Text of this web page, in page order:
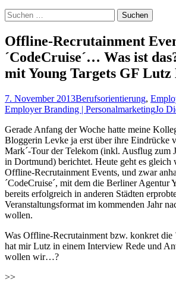
Suchen
nach:
Offline-Recrutainment
´CodeCruise´… Was ist
mit Young Targets GF
7. November 2013Berufsorientierung,
Employer Branding | PersonalmarketingJo
Gerade Anfang der Woche hatte meine
Bloggerin Levke ja erst über ihre Eindrücke
Mark´-Tour der Telekom (inkl. Ausflug zum
in Dortmund) berichtet. Heute geht es gleich
Offline-Recrutainment Events, und zwar
´CodeCruise´, mit dem die Berliner Agentur
bereits erfolgreich in anderen Städten
Veranstaltungsformat im kommenden Jahr
wollen.
Was Offline-Recrutainment bzw. konkret die
hat mir Lutz in einem Interview Rede und
wollen wir…?
>>